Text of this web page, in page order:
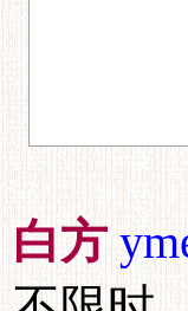
白方